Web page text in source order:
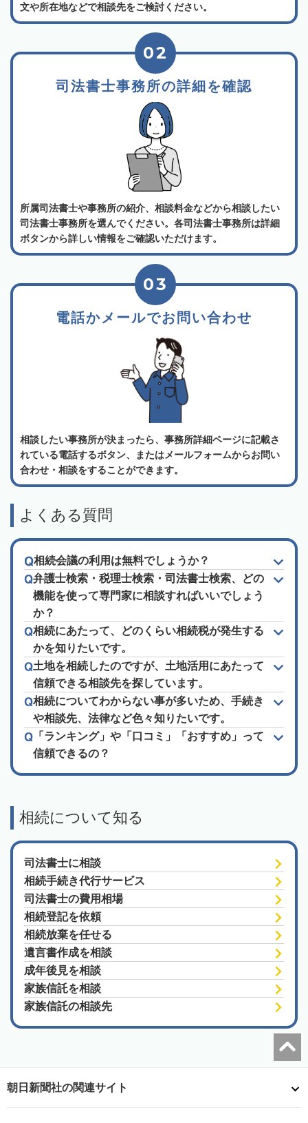
文や所在地などで相談先をご検討ください。
司法書士事務所の詳細を確認
02
所属司法書士や事務所の紹介、相談料金などから相談したい
司法書士事務所を選んでください。各司法書士事務所は詳細
ボタンから詳しい情報をご確認いただけます。
電話かメールでお問い合わせ
03
相談したい事務所が決まったら、事務所詳細ページに記載さ
れている電話するボタン、またはメールフォームからお問い
合わせ・相談をすることができます。
よくある質問
相続会議の利用は無料でしょうか？
弁護士検索・税理士検索・司法書士検索、どの
機能を使って専門家に相談すればいいでしょう
か？
相続にあたって、どのくらい相続税が発生する
かを知りたいです。
土地を相続したのですが、土地活用にあたって
信頼できる相談先を探しています。
相続についてわからない事が多いため、手続き
や相談先、法律など色々知りたいです。
「ランキング」や「口コミ」「おすすめ」って
信頼できるの？
相続について知る
司法書士に相談
相続手続き代行サービス
司法書士の費用相場
相続登記を依頼
相続放棄を任せる
遺言書作成を相談
成年後見を相談
家族信託を相談
家族信託の相談先
朝日新聞社の関連サイト